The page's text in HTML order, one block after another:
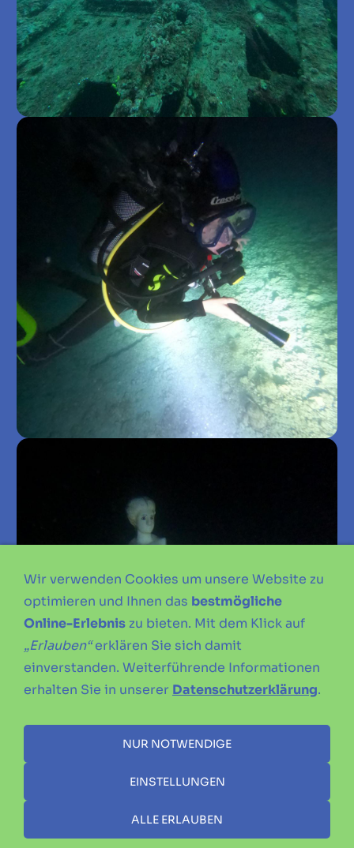
IMPRESSUMDATENSCHUTZERKLÄRUNGSATZUNG
Wir verwenden Cookies um unsere Website zu
optimieren und Ihnen das bestmögliche
Online-Erlebnis zu bieten. Mit dem Klick auf
„Erlauben“erklären Sie sich damit
einverstanden. Weiterführende Informationen
erhalten Sie in unserer Datenschutzerklärung.
NUR NOTWENDIGE
EINSTELLUNGEN
ALLE ERLAUBEN